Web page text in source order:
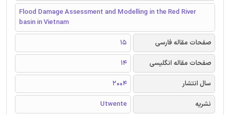
Flood Damage Assessment and Modelling in the Red River
basin in Vietnam
صفحات مقاله فارسی
15
صفحات مقاله انگلیسی
14
سال انتشار
2004
نشریه
Utwente